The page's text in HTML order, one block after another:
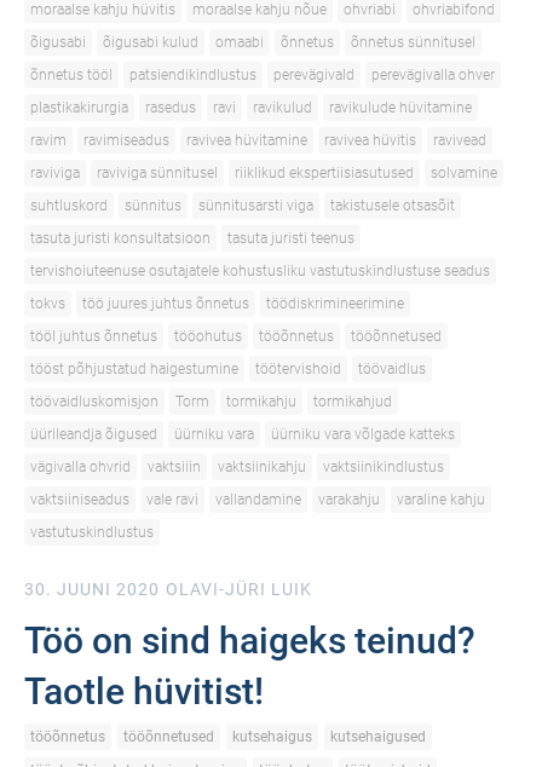
moraalse kahju hüvitis
moraalse kahju nõue ohvriabi
ohvriabifond
õigusabi
õigusabi kulud omaabi õnnetus
õnnetus sünnitusel
õnnetus tööl
patsiendikindlustus perevägivald
perevägivalla ohver
plastikakirurgia
rasedus ravi ravikulud
ravikulude hüvitamine
ravim
ravimiseadus ravivea hüvitamine ravivea hüvitis
ravivead
raviviga
raviviga sünnitusel riiklikud ekspertiisiasutused
solvamine
suhtluskord
sünnitus sünnitusarsti viga
takistusele otsasõit
tasuta juristi konsultatsioon
tasuta juristi teenus
tervishoiuteenuse osutajatele kohustusliku vastutuskindlustuse seadus
tokvs
töö juures juhtus õnnetus
töödiskrimineerimine
tööl juhtus õnnetus
tööohutus tööõnnetus
tööõnnetused
tööst põhjustatud haigestumine
töötervishoid
töövaidlus
töövaidluskomisjon
Torm tormikahju
tormikahjud
üürileandja õigused
üürniku vara
üürniku vara võlgade katteks
vägivalla ohvrid
vaktsiiin vaktsiinikahju
vaktsiinikindlustus
vaktsiiniseadus
vale ravi vallandamine varakahju
varaline kahju
vastutuskindlustus
30. JUUNI 2020 OLAVI-JÜRI LUIK
Töö on sind haigeks teinud?
Taotle hüvitist!
tööõnnetus tööõnnetused kutsehaigus
kutsehaigused